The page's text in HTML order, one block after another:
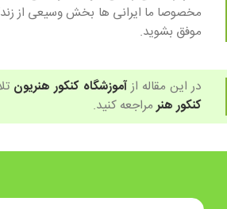
مخصوصا ما ایرانی ها بخش وسیعی از
موفق بشوید.
در این مقاله از آموزشگاه کنکور هنریون
کنکور هنرمراجعه کنید.